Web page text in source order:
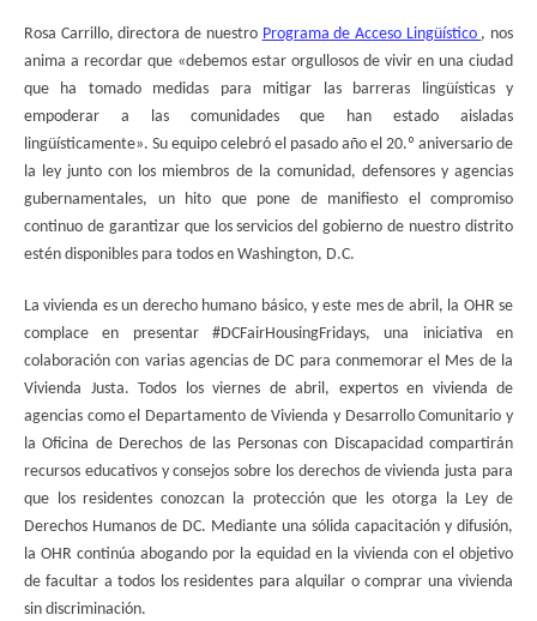
Rosa Carrillo, directora de nuestro Programa de Acceso Lingüístico , nos
anima a recordar que «debemos estar orgullosos de vivir en una ciudad
que ha tomado medidas para mitigar las barreras lingüísticas y
empoderar a las comunidades que han estado aisladas
lingüísticamente». Su equipo celebró el pasado año el 20.º aniversario de
la ley junto con los miembros de la comunidad, defensores y agencias
gubernamentales, un hito que pone de manifiesto el compromiso
continuo de garantizar que los servicios del gobierno de nuestro distrito
estén disponibles para todos en Washington, D.C.
La vivienda es un derecho humano básico, y este mes de abril, la OHR se
complace en presentar #DCFairHousingFridays, una iniciativa en
colaboración con varias agencias de DC para conmemorar el Mes de la
Vivienda Justa. Todos los viernes de abril, expertos en vivienda de
agencias como el Departamento de Vivienda y Desarrollo Comunitario y
la Oficina de Derechos de las Personas con Discapacidad compartirán
recursos educativos y consejos sobre los derechos de vivienda justa para
que los residentes conozcan la protección que les otorga la Ley de
Derechos Humanos de DC. Mediante una sólida capacitación y difusión,
la OHR continúa abogando por la equidad en la vivienda con el objetivo
de facultar a todos los residentes para alquilar o comprar una vivienda
sin discriminación.